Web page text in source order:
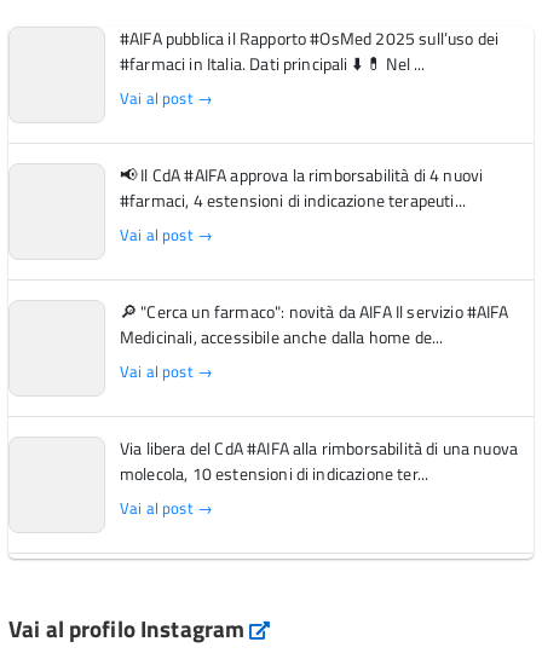
#AIFA pubblica il Rapporto #OsMed 2025 sull’uso dei
#farmaci in Italia. Dati principali ⬇️ 💊 Nel ...
Vai al post →
📢 Il CdA #AIFA approva la rimborsabilità di 4 nuovi
#farmaci, 4 estensioni di indicazione terapeuti...
Vai al post →
🔎 "Cerca un farmaco": novità da AIFA Il servizio #AIFA
Medicinali, accessibile anche dalla home de...
Vai al post →
Via libera del CdA #AIFA alla rimborsabilità di una nuova
molecola, 10 estensioni di indicazione ter...
Vai al post →
Vai al post →
Vai al profilo Instagram Instagram